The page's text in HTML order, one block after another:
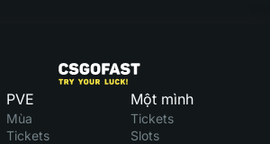
PVE
Mùa
Tickets
Một mình
Tickets
Slots